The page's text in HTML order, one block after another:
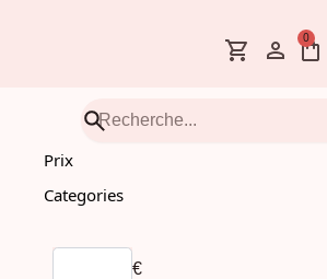
0
Prix
Categories
€